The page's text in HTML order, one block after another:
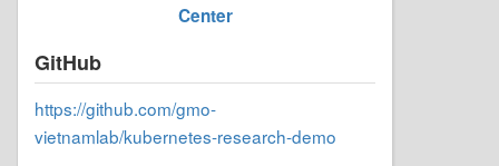
Center
GitHub
https://github.com/gmo-
vietnamlab/kubernetes-research-demo